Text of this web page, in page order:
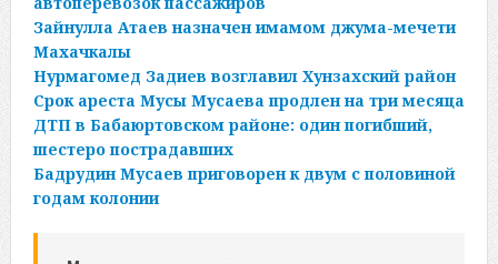
Зайнулла Атаев назначен имамом джума-мечети
Махачкалы
Нурмагомед Задиев возглавил Хунзахский район
Срок ареста Мусы Мусаева продлен на три месяца
ДТП в Бабаюртовском районе: один погибший,
шестеро пострадавших
Бадрудин Мусаев приговорен к двум с половиной
годам колонии